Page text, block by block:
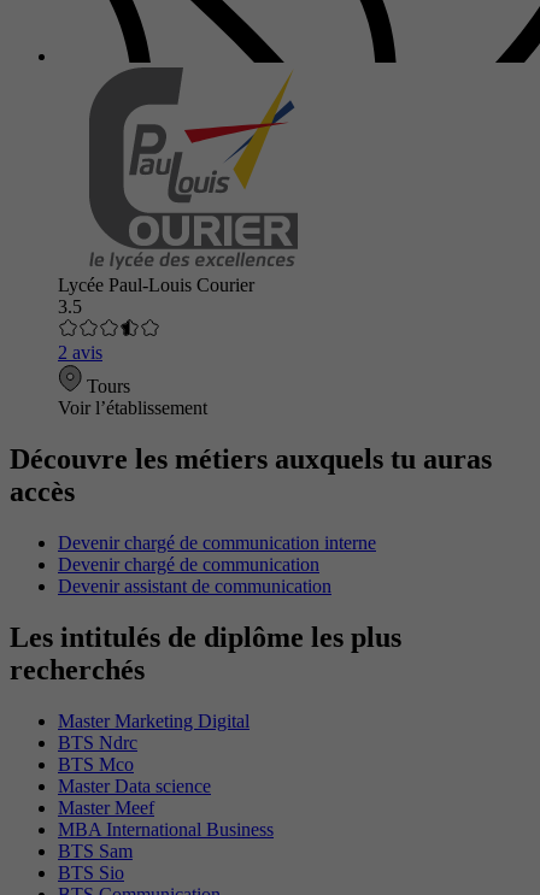
Lycée Paul-Louis Courier
3.5
2 avis
Tours
Voir l’établissement
Découvre les métiers auxquels tu auras
accès
Devenir chargé de communication interne
Devenir chargé de communication
Devenir assistant de communication
Les intitulés de diplôme les plus
recherchés
Master Marketing Digital
BTS Ndrc
BTS Mco
Master Data science
Master Meef
MBA International Business
BTS Sam
BTS Sio